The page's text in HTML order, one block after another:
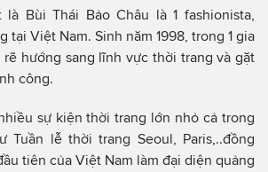
Bùi Thái Bảo Châu là 1 fashionista,
tại Việt Nam. Sinh năm 1998, trong 1 gia
hướng sang lĩnh vực thời trang và gặt
công.
sự kiện thời trang lớn nhỏ cả trong
Tuần lễ thời trang Seoul, Paris,..đồng
tiên của Việt Nam làm đại diện quảng